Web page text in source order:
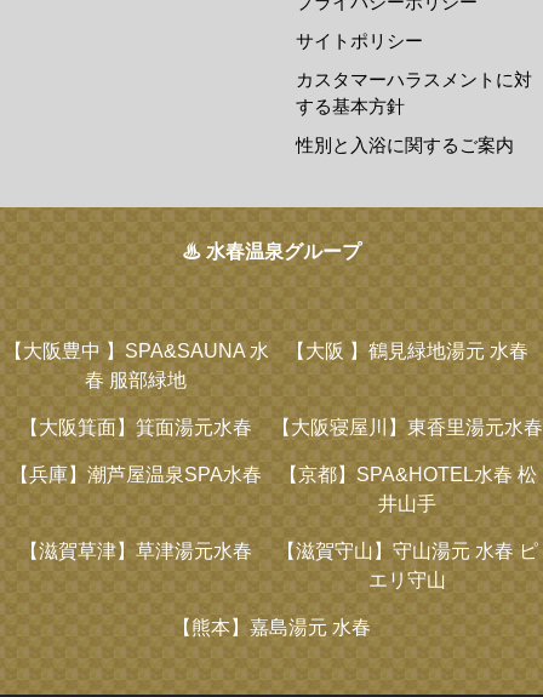
サイトポリシー
カスタマーハラスメントに対
する基本方針
性別と入浴に関するご案内
♨ 水春温泉グループ
【大阪豊中 】SPA&SAUNA 水
春 服部緑地
【大阪 】鶴見緑地湯元 水春
【大阪箕面】箕面湯元水春 【大阪寝屋川】 東香里湯元水春
【兵庫】潮芦屋温泉SPA水春 【京都】SPA&HOTEL水春 松
井山手
【滋賀草津】草津湯元水春 【滋賀守山】守山湯元 水春 ピ
エリ守山
【熊本】嘉島湯元 水春